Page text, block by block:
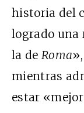
historia del
logrado una
la deRoma
mientras
estar